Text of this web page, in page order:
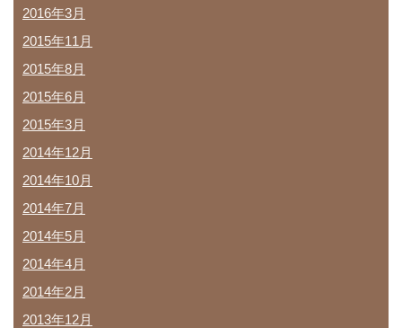
2016年3月
2015年11月
2015年8月
2015年6月
2015年3月
2014年12月
2014年10月
2014年7月
2014年5月
2014年4月
2014年2月
2013年12月